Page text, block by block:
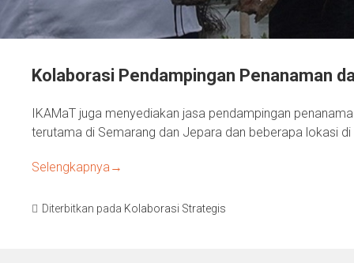
Kolaborasi Pendampingan Penanaman
IKAMaT juga menyediakan jasa pendampingan
terutama di Semarang dan Jepara dan beberapa lokasi di
Selengkapnya→
Diterbitkan pada Kolaborasi Strategis